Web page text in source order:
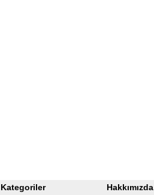
Kategoriler Hakkımızda